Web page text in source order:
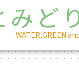
みど
WATER,GREEN